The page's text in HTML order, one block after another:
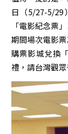
日（5/27-5/
「電影紀念票
期間場次電影
購票影城兌換
禮，請台灣觀